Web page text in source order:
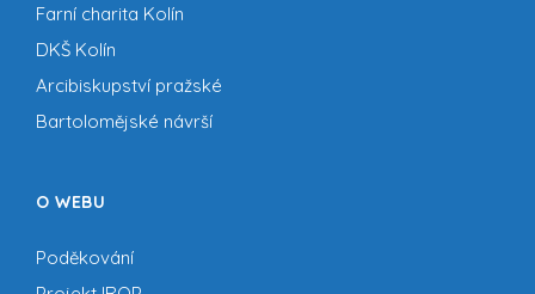
Farní charita Kolín
DKŠ Kolín
Arcibiskupství pražské
Bartolomějské návrší
O WEBU
Poděkování